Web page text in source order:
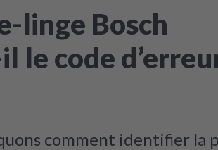
linge Bosch
le code
comment identifier la